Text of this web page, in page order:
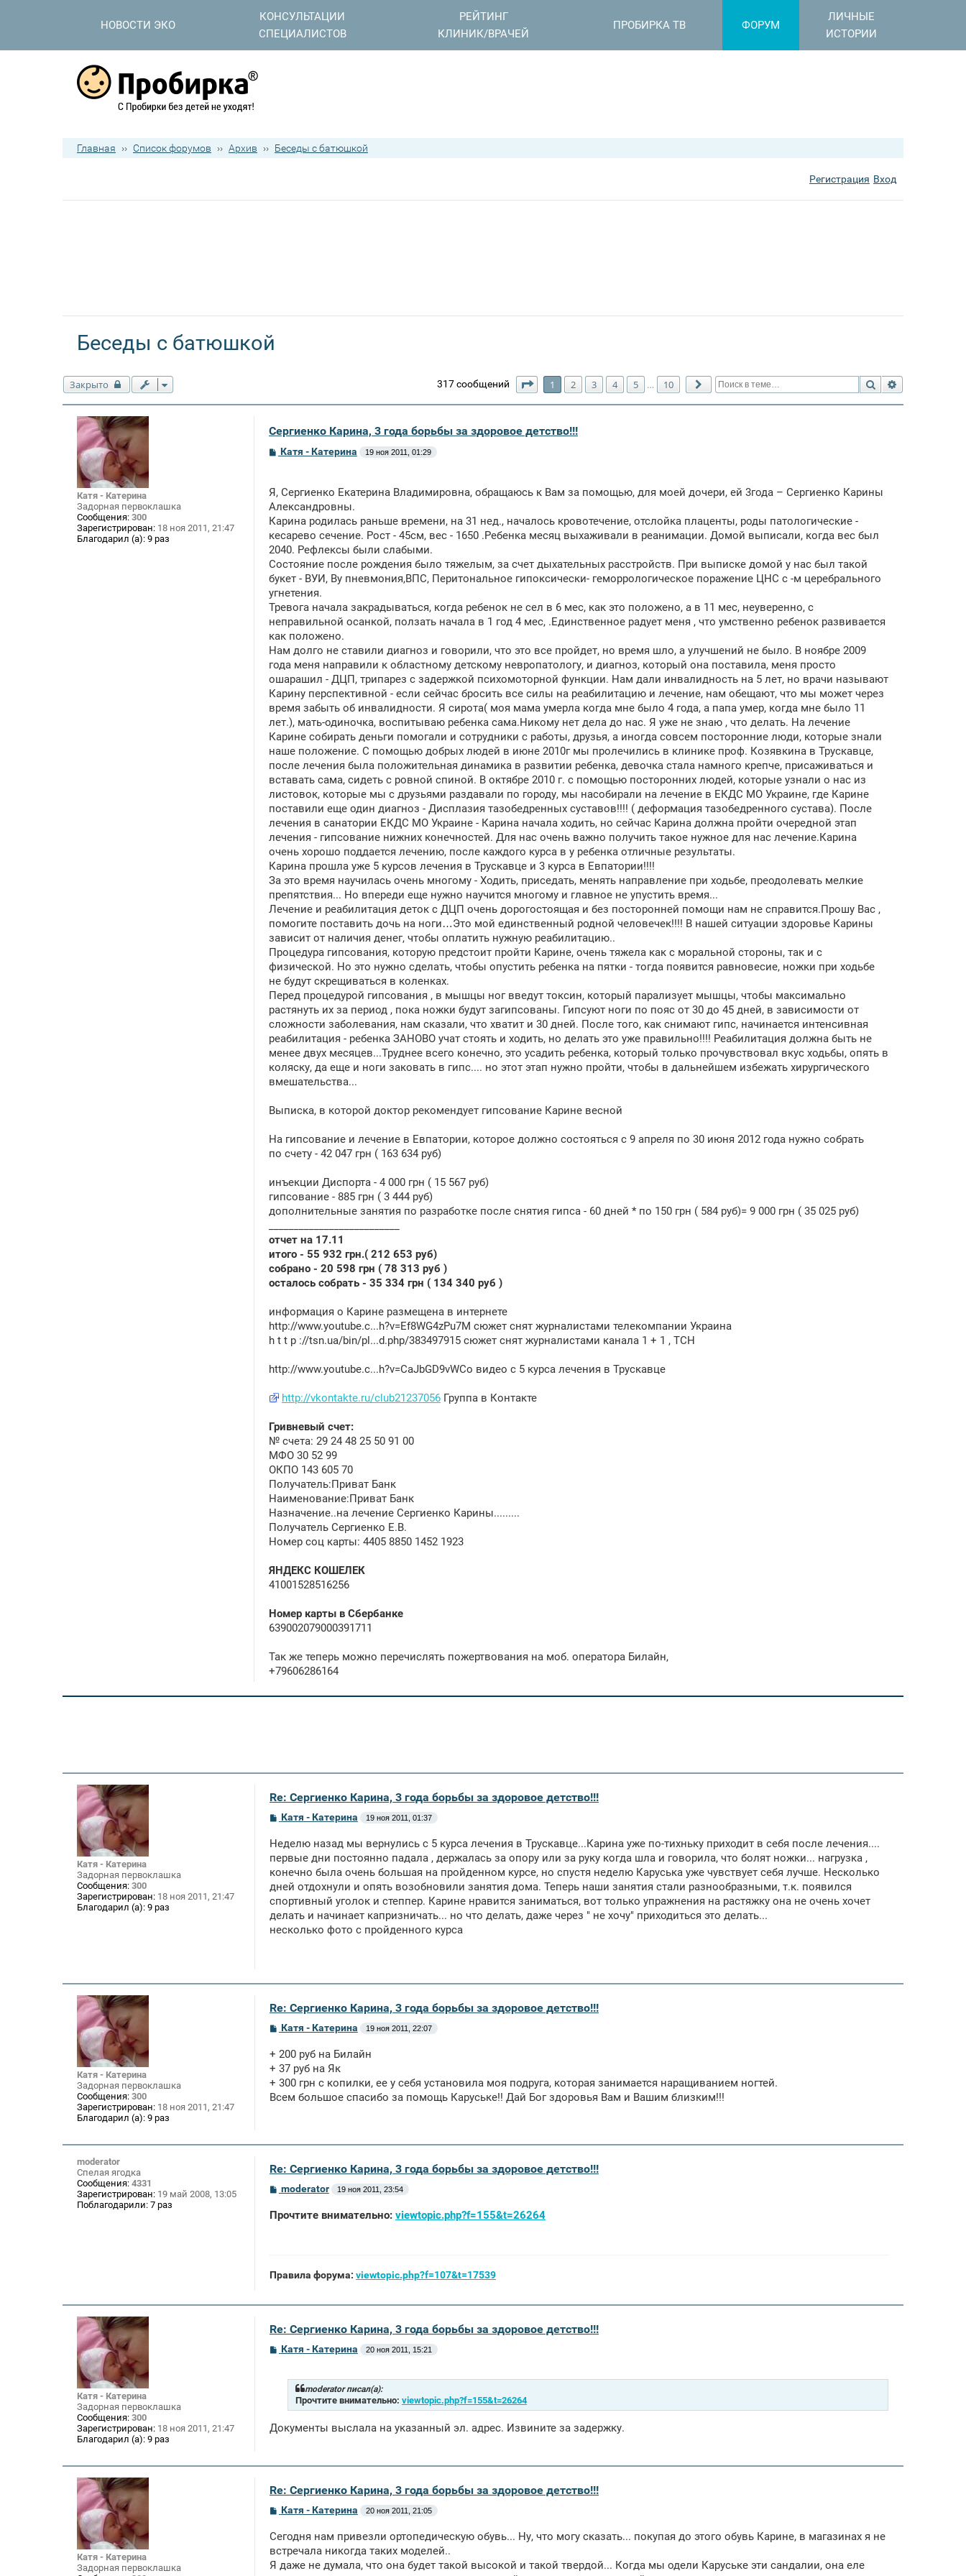
НОВОСТИ ЭКО
КОНСУЛЬТАЦИИ
СПЕЦИАЛИСТОВ
РЕЙТИНГ
КЛИНИК/ВРАЧЕЙ
ПРОБИРКА ТВ ФОРУМ
ЛИЧНЫЕ
ИСТОРИИ
Главная ›› Список форумов ›› Архив ›› Беседы с батюшкой
Регистрация Вход
Беседы с батюшкой
Закрыто Поиск
317 сообщений Страница из
1 2 3 4 5 … 10 След.
Катя - Катерина
Задорная первоклашка
Сообщения: 300
Зарегистрирован: 18 ноя 2011, 21:47
Благодарил (а): 9 раз
Сергиенко Карина, 3 года борьбы за здоровое детство!!!
С
щ
е
н
и
Катя - Катерина 19 ноя 2011, 01:29
Я, Сергиенко Екатерина Владимировна, обращаюсь к Вам за помощью, для моей дочери, ей 3года – Сергиенко Карины
Александровны.
Карина родилась раньше времени, на 31 нед., началось кровотечение, отслойка плаценты, роды патологические -
кесарево сечение. Рост - 45см, вес - 1650 .Ребенка месяц выхаживали в реанимации. Домой выписали, когда вес был
2040. Рефлексы были слабыми.
Состояние после рождения было тяжелым, за счет дыхательных расстройств. При выписке домой у нас был такой
букет - ВУИ, Ву пневмония,ВПС, Перитональное гипоксически- геморрологическое поражение ЦНС с -м церебрального
угнетения.
Тревога начала закрадываться, когда ребенок не сел в 6 мес, как это положено, а в 11 мес, неуверенно, с
неправильной осанкой, ползать начала в 1 год 4 мес, .Единственное радует меня , что умственно ребенок развивается
как положено.
Нам долго не ставили диагноз и говорили, что это все пройдет, но время шло, а улучшений не было. В ноябре 2009
года меня направили к областному детскому невропатологу, и диагноз, который она поставила, меня просто
ошарашил - ДЦП, трипарез с задержкой психомоторной функции. Нам дали инвалидность на 5 лет, но врачи называют
Карину перспективной - если сейчас бросить все силы на реабилитацию и лечение, нам обещают, что мы может через
время забыть об инвалидности. Я сирота( моя мама умерла когда мне было 4 года, а папа умер, когда мне было 11
лет.), мать-одиночка, воспитываю ребенка сама.Никому нет дела до нас. Я уже не знаю , что делать. На лечение
Карине собирать деньги помогали и сотрудники с работы, друзья, а иногда совсем посторонние люди, которые знали
наше положение. С помощью добрых людей в июне 2010г мы пролечились в клинике проф. Козявкина в Трускавце,
после лечения была положительная динамика в развитии ребенка, девочка стала намного крепче, присаживаться и
вставать сама, сидеть с ровной спиной. В октябре 2010 г. с помощью посторонних людей, которые узнали о нас из
листовок, которые мы с друзьями раздавали по городу, мы насобирали на лечение в ЕКДС МО Украине, где Карине
поставили еще один диагноз - Дисплазия тазобедренных суставов!!!! ( деформация тазобедренного сустава). После
лечения в санатории ЕКДС МО Украине - Карина начала ходить, но сейчас Карина должна пройти очередной этап
лечения - гипсование нижних конечностей. Для нас очень важно получить такое нужное для нас лечение.Карина
очень хорошо поддается лечению, после каждого курса в у ребенка отличные результаты.
Карина прошла уже 5 курсов лечения в Трускавце и 3 курса в Евпатории!!!!
За это время научилась очень многому - Ходить, приседать, менять направление при ходьбе, преодолевать мелкие
препятствия... Но впереди еще нужно научится многому и главное не упустить время...
Лечение и реабилитация деток с ДЦП очень дорогостоящая и без посторонней помощи нам не справится.Прошу Вас ,
помогите поставить дочь на ноги…Это мой единственный родной человечек!!!! В нашей ситуации здоровье Карины
зависит от наличия денег, чтобы оплатить нужную реабилитацию..
Процедура гипсования, которую предстоит пройти Карине, очень тяжела как с моральной стороны, так и с
физической. Но это нужно сделать, чтобы опустить ребенка на пятки - тогда появится равновесие, ножки при ходьбе
не будут скрещиваться в коленках.
Перед процедурой гипсования , в мышцы ног введут токсин, который парализует мышцы, чтобы максимально
растянуть их за период , пока ножки будут загипсованы. Гипсуют ноги по пояс от 30 до 45 дней, в зависимости от
сложности заболевания, нам сказали, что хватит и 30 дней. После того, как снимают гипс, начинается интенсивная
реабилитация - ребенка ЗАНОВО учат стоять и ходить, но делать это уже правильно!!!! Реабилитация должна быть не
менее двух месяцев...Труднее всего конечно, это усадить ребенка, который только прочувствовал вкус ходьбы, опять в
коляску, да еще и ноги заковать в гипс.... но этот этап нужно пройти, чтобы в дальнейшем избежать хирургического
вмешательства...
Выписка, в которой доктор рекомендует гипсование Карине весной
На гипсование и лечение в Евпатории, которое должно состояться с 9 апреля по 30 июня 2012 года нужно собрать
по счету - 42 047 грн ( 163 634 руб)
инъекции Диспорта - 4 000 грн ( 15 567 руб)
гипсование - 885 грн ( 3 444 руб)
дополнительные занятия по разработке после снятия гипса - 60 дней * по 150 грн ( 584 руб)= 9 000 грн ( 35 025 руб)
отчет на 17.11
итого - 55 932 грн.( 212 653 руб)
собрано - 20 598 грн ( 78 313 руб )
осталось собрать - 35 334 грн ( 134 340 руб )
информация о Карине размещена в интернете
http://www.youtube.c...h?v=Ef8WG4zPu7M сюжет снят журналистами телекомпании Украина
h t t p ://tsn.ua/bin/pl...d.php/383497915 сюжет снят журналистами канала 1 + 1 , ТСН
http://www.youtube.c...h?v=CaJbGD9vWCo видео с 5 курса лечения в Трускавце
http://vkontakte.ru/club21237056 Группа в Контакте
Гривневый счет:
№ счета: 29 24 48 25 50 91 00
МФО 30 52 99
ОКПО 143 605 70
Получатель:Приват Банк
Наименование:Приват Банк
Назначение..на лечение Сергиенко Карины.........
Получатель Сергиенко Е.В.
Номер соц карты: 4405 8850 1452 1923
ЯНДЕКС КОШЕЛЕК
41001528516256
Номер карты в Сбербанке
639002079000391711
Так же теперь можно перечислять пожертвования на моб. оператора Билайн,
+79606286164
Катя - Катерина
Задорная первоклашка
Сообщения: 300
Зарегистрирован: 18 ноя 2011, 21:47
Благодарил (а): 9 раз
Re: Сергиенко Карина, 3 года борьбы за здоровое детство!!!
С
б
щ
н
и
Катя - Катерина 19 ноя 2011, 01:37
Неделю назад мы вернулись с 5 курса лечения в Трускавце...Карина уже по-тихньку приходит в себя после лечения....
первые дни постоянно падала , держалась за опору или за руку когда шла и говорила, что болят ножки... нагрузка ,
конечно была очень большая на пройденном курсе, но спустя неделю Каруська уже чувствует себя лучше. Несколько
дней отдохнули и опять возобновили занятия дома. Теперь наши занятия стали разнообразными, т.к. появился
спортивный уголок и степпер. Карине нравится заниматься, вот только упражнения на растяжку она не очень хочет
делать и начинает капризничать... но что делать, даже через " не хочу" приходиться это делать...
несколько фото с пройденного курса
Катя - Катерина
Задорная первоклашка
Сообщения: 300
Зарегистрирован: 18 ноя 2011, 21:47
Благодарил (а): 9 раз
Re: Сергиенко Карина, 3 года борьбы за здоровое детство!!!
С
б
щ
е
н
и
Катя - Катерина 19 ноя 2011, 22:07
+ 200 руб на Билайн
+ 37 руб на Як
+ 300 грн с копилки, ее у себя установила моя подруга, которая занимается наращиванием ногтей.
Всем большое спасибо за помощь Каруське!! Дай Бог здоровья Вам и Вашим близким!!!
moderator
Спелая ягодка
Сообщения: 4331
Зарегистрирован: 19 май 2008, 13:05
Поблагодарили: 7 раз
Re: Сергиенко Карина, 3 года борьбы за здоровое детство!!!
С
б
moderator 19 ноя 2011, 23:54
Прочтите внимательно: viewtopic.php?f=155&t=26264
Правила форума: viewtopic.php?f=107&t=17539
Катя - Катерина
Задорная первоклашка
Сообщения: 300
Зарегистрирован: 18 ноя 2011, 21:47
Благодарил (а): 9 раз
Re: Сергиенко Карина, 3 года борьбы за здоровое детство!!!
С
е
Катя - Катерина 20 ноя 2011, 15:21
moderator писал(а):
Прочтите внимательно: viewtopic.php?f=155&t=26264
Документы выслала на указанный эл. адрес. Извините за задержку.
Катя - Катерина
Задорная первоклашка
Re: Сергиенко Карина, 3 года борьбы за здоровое детство!!!
С
б
щ
н
Катя - Катерина 20 ноя 2011, 21:05
Сегодня нам привезли ортопедическую обувь... Ну, что могу сказать... покупая до этого обувь Карине, в магазинах я не
встречала никогда таких моделей..
Я даже не думала, что она будет такой высокой и такой твердой... Когда мы одели Каруське эти сандалии, она еле